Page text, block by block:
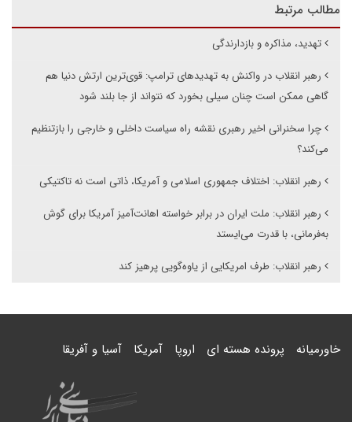
مطالب مرتبط
تهدید، مذاکره و بازدارندگی
رهبر انقلاب در واکنش به تهدیدهای ترامپ: قوی‌ترین ارتش دنیا هم
گاهی ممکن است چنان سیلی بخورد که نتواند از جا بلند شود
چرا سخنرانی اخیر رهبری نقشه راه سیاست داخلی و خارجی را بازتنظیم
می‌کند؟
رهبر انقلاب: اختلاف جمهوری اسلامی و آمریکا، ذاتی است نه تاکتیکی
رهبر انقلاب: ملت ایران در برابر خواسته اهانت‌آمیز آمریکا برای گوش
به‌فرمانی، با قدرت می‌ایستد
رهبر انقلاب: طرف امریکایی از یاوه‌گویی پرهیز کند
خاورمیانه پرونده هسته ای اروپا آمریکا آسیا و آفریقا